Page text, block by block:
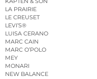
LA PRAIRIE
LE CREUSET
LEVI’S®
LUISA CERANO
MARC CAIN
MARC O’POLO
MEY
MONARI
NEW BALANCE